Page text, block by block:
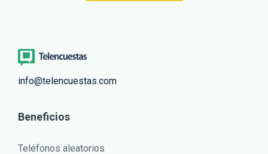
info@telencuestas.com
Beneficios
Teléfonos aleatorios